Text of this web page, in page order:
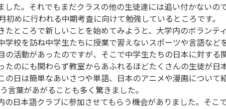
した。それでもまだクラスの他の生徒達には追い付かないの
めに行われる中期考査に向けて勉強しているところです。
たところで新しいことを始めてみようと、大学内のボランテ
学校を訪ね中学生たちに授業で習えないスポーツや言語など
の活動があったのですが、そこで中学生たちの日本に対す
たのにも関わらず教室からあふれるほどたくさんの生徒が日
の日は簡単なあいさつや単語、日本のアニメや漫画につい
言葉があがることも多く驚きました。
の日本語クラブに参加させてもらう機会がありました。そこ